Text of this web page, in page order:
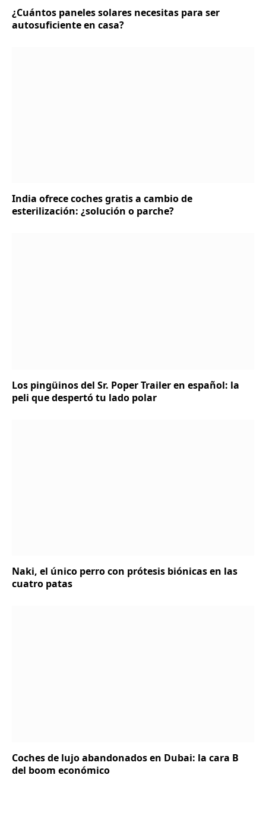
¿Cuántos paneles solares necesitas para ser
autosuficiente en casa?
India ofrece coches gratis a cambio de
esterilización: ¿solución o parche?
Los pingüinos del Sr. Poper Trailer en español: la
peli que despertó tu lado polar
Naki, el único perro con prótesis biónicas en las
cuatro patas
Coches de lujo abandonados en Dubai: la cara B
del boom económico